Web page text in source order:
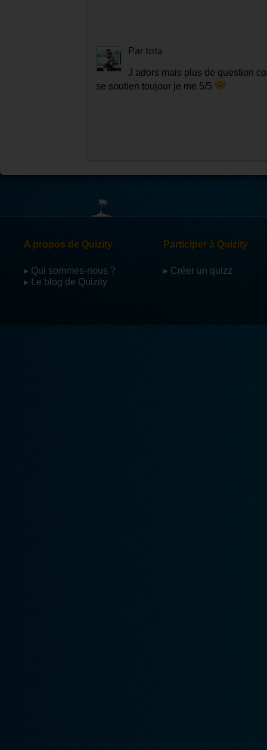
Par tota
J adors mais plus de question
se soutien toujour je me 5/5
A propos de Quizity
▸ Qui sommes-nous ?
▸ Le blog de Quizity
Participer à Quizity
▸ Créer un quizz